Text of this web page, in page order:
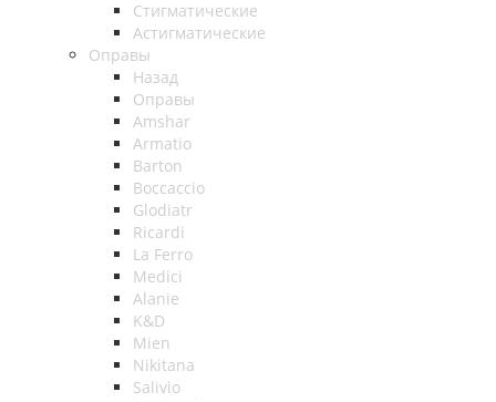
Стигматические
Астигматические
Оправы
Назад
Оправы
Amshar
Armatio
Barton
Boccaccio
Glodiatr
Ricardi
La Ferro
Medici
Alanie
K&D
Mien
Nikitana
Salivio